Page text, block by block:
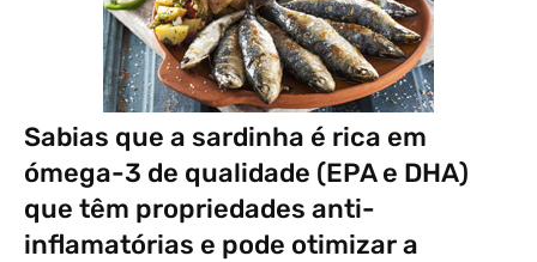
Sabias que a sardinha é rica em
ómega-3 de qualidade (EPA e DHA)
que têm propriedades anti-
inflamatórias e pode otimizar a